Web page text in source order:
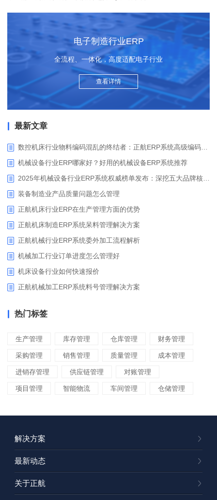
电子制造行业ERP
全流程、一体化，高度适配电子行业
查看详情
最新文章
机械设备行业ERP哪家好？好用的机械设备ERP系统推荐
装备制造业产品质量问题怎么管理
正航机床行业ERP在生产管理方面的优势
正航机床制造ERP系统呆料管理解决方案
正航机械行业ERP系统委外加工流程解析
机械加工行业订单进度怎么管理好
​机床设备行业如何快速报价
正航机械加工ERP系统料号管理解决方案
热门标签
生产管理 库存管理 仓库管理 财务管理
采购管理 销售管理 质量管理 成本管理
进销存管理 供应链管理 对账管理
项目管理 智能物流 车间管理 仓储管理
解决方案
最新动态
关于正航